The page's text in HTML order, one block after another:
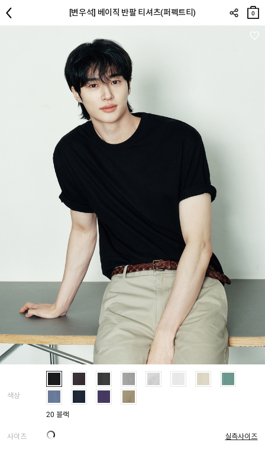
[변우석] 베이직 반팔 티셔츠(퍼펙트티)
장바
구니
0
색상
20 블랙
사이즈 실측사이즈